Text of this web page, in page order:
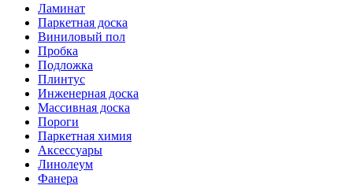
Ламинат
Паркетная доска
Виниловый пол
Пробка
Подложка
Плинтус
Инженерная доска
Массивная доска
Пороги
Паркетная химия
Аксессуары
Линолеум
Фанера